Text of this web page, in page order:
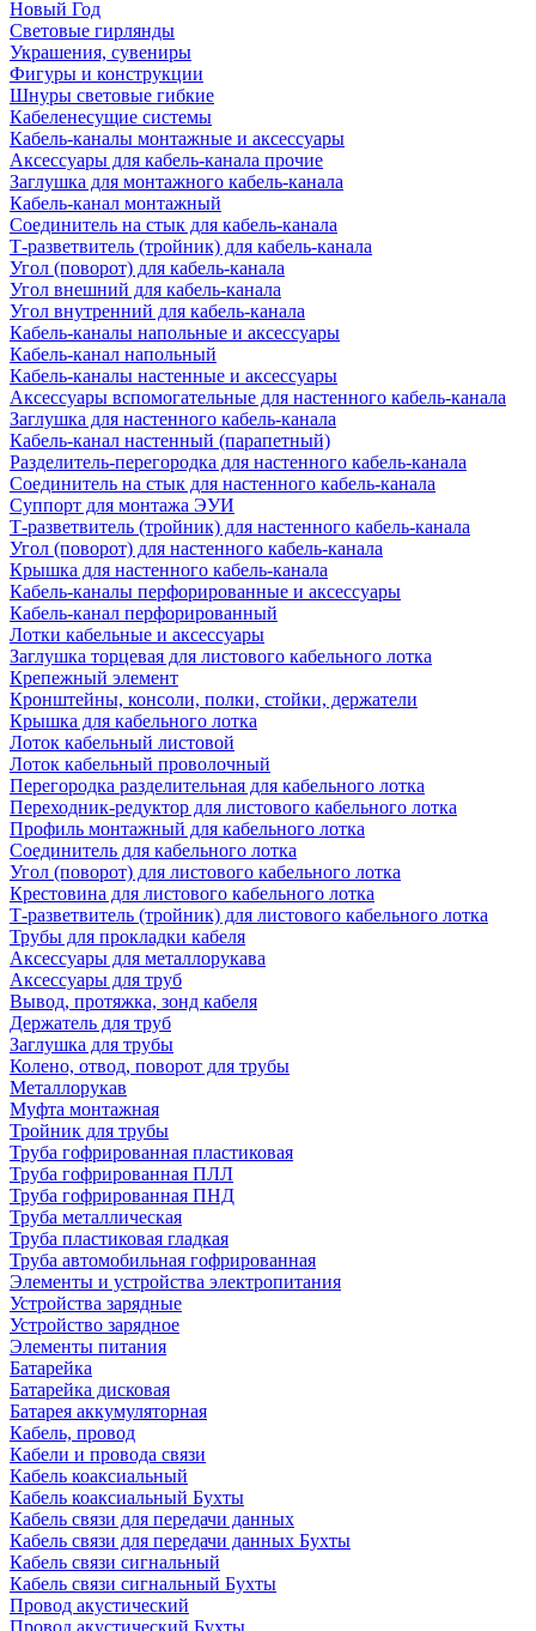
Новый Год
Световые гирлянды
Украшения, сувениры
Фигуры и конструкции
Шнуры световые гибкие
Кабеленесущие системы
Кабель-каналы монтажные и аксессуары
Аксессуары для кабель-канала прочие
Заглушка для монтажного кабель-канала
Кабель-канал монтажный
Соединитель на стык для кабель-канала
Т-разветвитель (тройник) для кабель-канала
Угол (поворот) для кабель-канала
Угол внешний для кабель-канала
Угол внутренний для кабель-канала
Кабель-каналы напольные и аксессуары
Кабель-канал напольный
Кабель-каналы настенные и аксессуары
Аксессуары вспомогательные для настенного кабель-канала
Заглушка для настенного кабель-канала
Кабель-канал настенный (парапетный)
Разделитель-перегородка для настенного кабель-канала
Соединитель на стык для настенного кабель-канала
Суппорт для монтажа ЭУИ
Т-разветвитель (тройник) для настенного кабель-канала
Угол (поворот) для настенного кабель-канала
Крышка для настенного кабель-канала
Кабель-каналы перфорированные и аксессуары
Кабель-канал перфорированный
Лотки кабельные и аксессуары
Заглушка торцевая для листового кабельного лотка
Крепежный элемент
Кронштейны, консоли, полки, стойки, держатели
Крышка для кабельного лотка
Лоток кабельный листовой
Лоток кабельный проволочный
Перегородка разделительная для кабельного лотка
Переходник-редуктор для листового кабельного лотка
Профиль монтажный для кабельного лотка
Соединитель для кабельного лотка
Угол (поворот) для листового кабельного лотка
Крестовина для листового кабельного лотка
Т-разветвитель (тройник) для листового кабельного лотка
Трубы для прокладки кабеля
Аксессуары для металлорукава
Аксессуары для труб
Вывод, протяжка, зонд кабеля
Держатель для труб
Заглушка для трубы
Колено, отвод, поворот для трубы
Металлорукав
Муфта монтажная
Тройник для трубы
Труба гофрированная пластиковая
Труба гофрированная ПЛЛ
Труба гофрированная ПНД
Труба металлическая
Труба пластиковая гладкая
Труба автомобильная гофрированная
Элементы и устройства электропитания
Устройства зарядные
Устройство зарядное
Элементы питания
Батарейка
Батарейка дисковая
Батарея аккумуляторная
Кабель, провод
Кабели и провода связи
Кабель коаксиальный
Кабель коаксиальный Бухты
Кабель связи для передачи данных
Кабель связи для передачи данных Бухты
Кабель связи сигнальный
Кабель связи сигнальный Бухты
Провод акустический
Провод акустический Бухты